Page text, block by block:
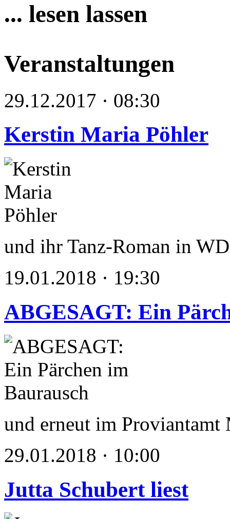
... lesen lassen
Veranstaltungen
29.12.2017 · 08:30
Kerstin Maria Pöhler
und ihr Tanz-Roman in
19.01.2018 · 19:30
ABGESAGT: Ein
und erneut im
29.01.2018 · 10:00
Jutta Schubert liest